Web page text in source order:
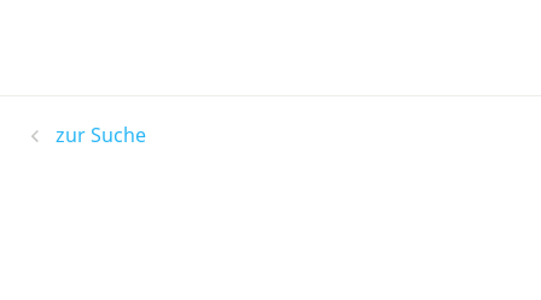
zur Suche